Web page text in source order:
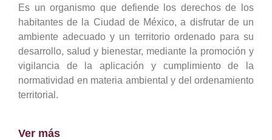
Es un organismo que defiende los derechos de los
habitantes de la Ciudad de México, a disfrutar de un
ambiente adecuado y un territorio ordenado para su
desarrollo, salud y bienestar, mediante la promoción y
vigilancia de la aplicación y cumplimiento de la
normatividad en materia ambiental y del ordenamiento
territorial.
Ver más